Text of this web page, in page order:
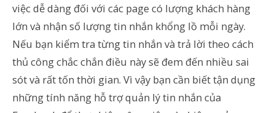
việc dễ dàng đối với các page có lượng khách hàng
lớn và nhận số lượng tin nhắn khổng lồ mỗi ngày.
Nếu bạn kiểm tra từng tin nhắn và trả lời theo cách
thủ công chắc chắn điều này sẽ đem đến nhiều sai
sót và rất tốn thời gian. Vì vậy bạn cần biết tận dụng
những tính năng hỗ trợ quản lý tin nhắn của